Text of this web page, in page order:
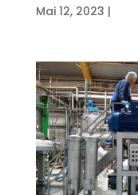
Mai 12, 2023 |